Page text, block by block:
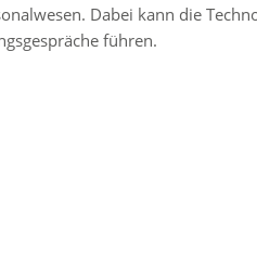
Dabei kann die
führen.